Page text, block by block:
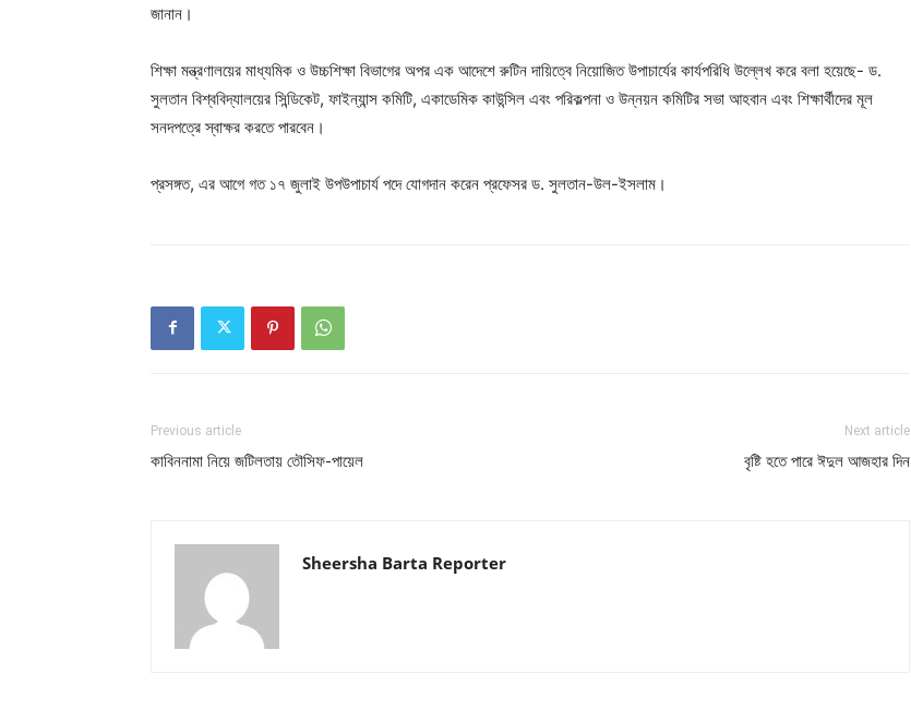
জানান।
শিক্ষা মন্ত্রণালয়ের মাধ্যমিক ও উচ্চশিক্ষা বিভাগের অপর এক আদেশে রুটিন দায়িত্বে নিয়োজিত উপাচার্যের কার্যপরিধি উল্লেখ করে বলা হয়েছে- ড.
সুলতান বিশ্ববিদ্যালয়ের সিন্ডিকেট, ফাইন্যান্স কমিটি, একাডেমিক কাউন্সিল এবং পরিকল্পনা ও উন্নয়ন কমিটির সভা আহবান এবং শিক্ষার্থীদের মূল
সনদপত্রে স্বাক্ষর করতে পারবেন।
প্রসঙ্গত, এর আগে গত ১৭ জুলাই উপউপাচার্য পদে যোগদান করেন প্রফেসর ড. সুলতান-উল-ইসলাম।
Previous article
কাবিননামা নিয়ে জটিলতায় তৌসিফ-পায়েল
Next article
বৃষ্টি হতে পারে ঈদুল আজহার দিন
Sheersha Barta Reporter